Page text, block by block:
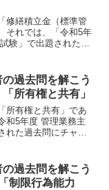
修繕積立金（標準管
それでは、「令和5年
験」で出題された過
のうち、標準管理
過去問を解こう
所有権と共有」
所有権と共有」であ
和5年度 管理業務主
れた過去問にチャレ
号室をＡ、Ｂ、Ｃの
過去問を解こう
制限行為能力